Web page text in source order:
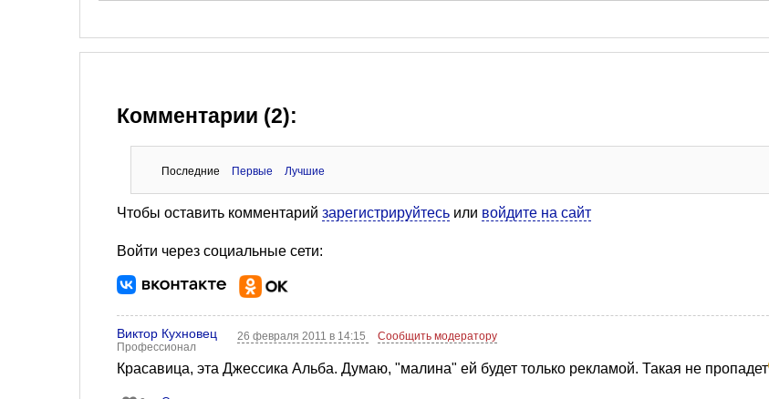
Комментарии (2):
Последние Первые Лучшие
Чтобы оставить комментарий зарегистрируйтесь или войдите на сайт
Войти через социальные сети:
Виктор Кухновец
Профессионал
26 февраля 2011 в 14:15 Сообщить модератору
Красавица, эта Джессика Альба. Думаю, "малина" ей будет только рекламой. Такая не пропадет